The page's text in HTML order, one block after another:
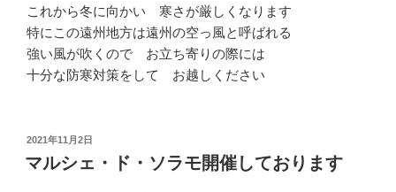
これから冬に向かい 寒さが厳しくなります
特にこの遠州地方は遠州の空っ風と呼ばれる
強い風が吹くので お立ち寄りの際には
十分な防寒対策をして お越しください
投
日:
2021年11月2日
マルシェ・ド・ソラモ開催しております